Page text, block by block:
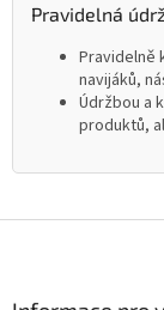
Pravidelná
Pravidelně
navijáků,
Údržbou a
produktů,